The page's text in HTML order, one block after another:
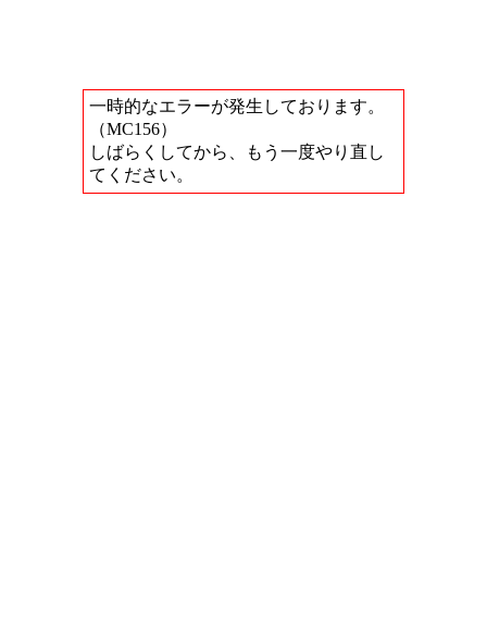
一時的なエラーが発生しております。
（MC156）
しばらくしてから、もう一度やり直し
てください。